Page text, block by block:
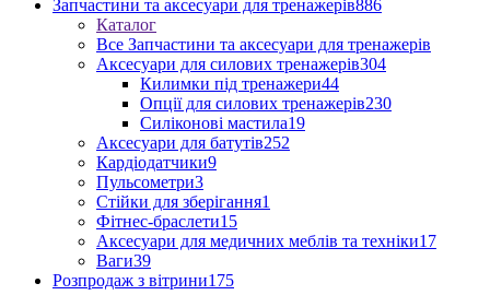
Запчастини та аксесуари для тренажерів886
Каталог
Все Запчастини та аксесуари для тренажерів
Аксесуари для силових тренажерів304
Килимки під тренажери44
Опції для силових тренажерів230
Силіконові мастила19
Аксесуари для батутів252
Кардіодатчики9
Пульсометри3
Стійки для зберігання1
Фітнес-браслети15
Аксесуари для медичних меблів та техніки17
Ваги39
Розпродаж з вітрини175